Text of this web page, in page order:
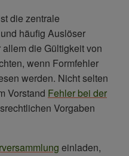
bei der
Mitgliederversammlung
Mitgliederversammlung
fehlerhaften
die zentrale
häufig Auslöser
die Gültigkeit von
wenn Formfehler
werden. Nicht selten
Vorstand Fehler bei der
Vorgaben
einladen,